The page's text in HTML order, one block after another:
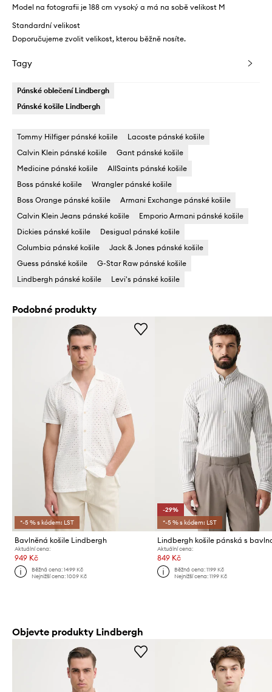
Model na fotografii je 188 cm vysoký a má na sobě velikost M
Standardní velikost
Doporučujeme zvolit velikost, kterou běžně nosíte.
Tagy
Pánské oblečení Lindbergh
Pánské košile Lindbergh
Tommy Hilfiger pánské košile
Lacoste pánské košile
Calvin Klein pánské košile
Gant pánské košile
Medicine pánské košile
AllSaints pánské košile
Boss pánské košile
Wrangler pánské košile
Boss Orange pánské košile
Armani Exchange pánské košile
Calvin Klein Jeans pánské košile
Emporio Armani pánské košile
Dickies pánské košile
Desigual pánské košile
Columbia pánské košile
Jack & Jones pánské košile
Guess pánské košile
G-Star Raw pánské košile
Lindbergh pánské košile
Levi's pánské košile
Podobné produkty
*-5 % s kódem: LST
Bavlněná košile Lindbergh
Aktuální cena:
949 Kč
Běžná cena:1499 Kč
Nejnižší cena:1009 Kč
-29%
*-5 % s kódem: LST
Lindbergh košile pánská s
Aktuální cena:
849 Kč
Běžná cena: 1199 Kč
Nejnižší cena: 1199 Kč
Objevte produkty Lindbergh